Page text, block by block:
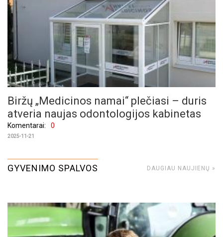
Biržų „Medicinos namai“ plečiasi – duris
atveria naujas odontologijos kabinetas
Komentarai: 0
2025-11-21
GYVENIMO SPALVOS DAUGIAU NAUJIENŲ »